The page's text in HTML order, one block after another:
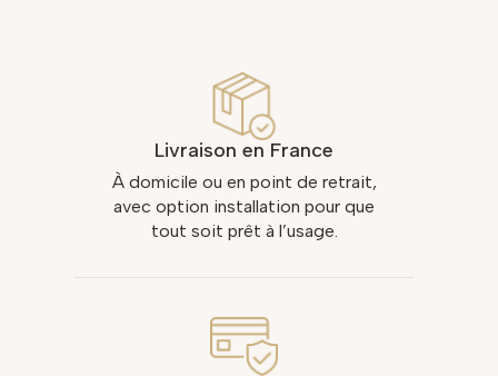
Livraison en France
À domicile ou en point de retrait,
avec option installation pour que
tout soit prêt à l’usage.